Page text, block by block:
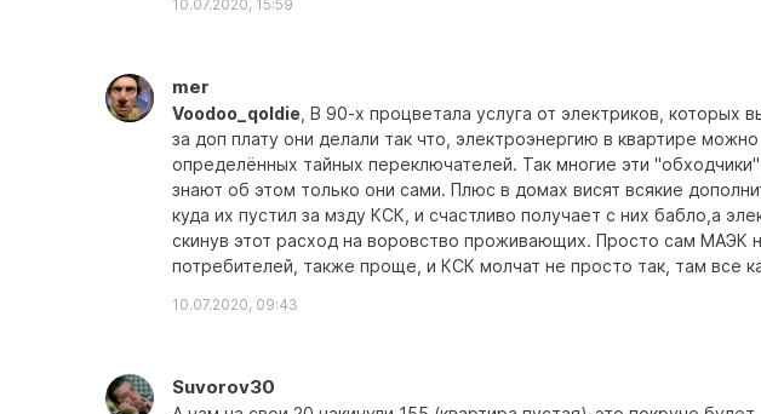
10.07.2020, 15:59
mer
Voodoo_qoldie , В 90-х процветала услуга от электриков, которых
за доп плату они делали так что, электроэнергию в квартире
определённых тайных переключателей. Так многие эти
знают об этом только они сами. Плюс в домах висят всякие
куда их пустил за мзду КСК, и счастливо получает с них бабло,а
скинув этот расход на воровство проживающих. Просто сам МАЭК
потребителей, также проще, и КСК молчат не просто так, там все
10.07.2020, 09:43
Suvorov30